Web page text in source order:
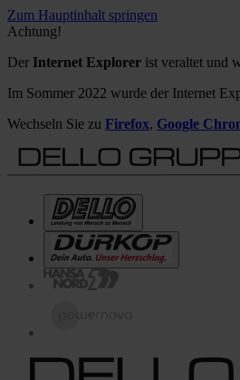
Zum Hauptinhalt springen
Achtung!
Der Internet Explorer ist veraltet und
Im Sommer 2022 wurde der Internet
Wechseln Sie zu Firefox, Google